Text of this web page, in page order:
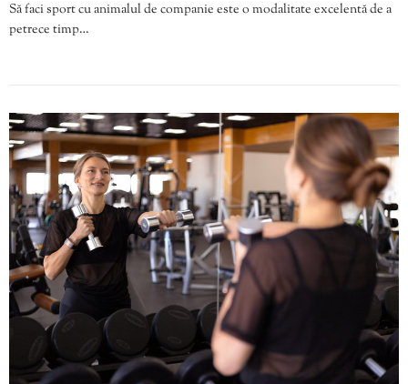
Să faci sport cu animalul de companie este o modalitate excelentă de a
petrece timp…